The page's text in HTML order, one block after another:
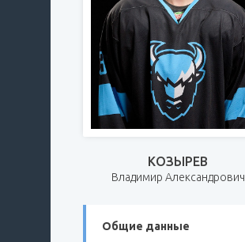
КОЗЫРЕВ
Владимир Александрович
Общие данные